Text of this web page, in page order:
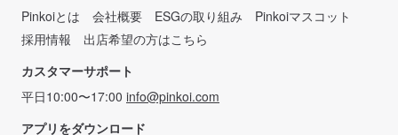
Pinkoiとは
会社概要 ESGの取り組み
Pinkoiマスコット
採用情報
出店希望の方はこちら
カスタマーサポート
平日10:00〜17:00 info@pinkoi.com
アプリをダウンロード